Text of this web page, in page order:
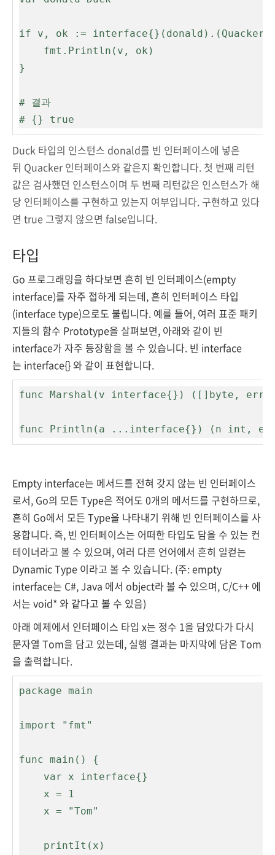
if v, ok :=
}
# 결과
# {} true
Duck 타입의 인스턴스 donald를 빈 인터페이스에 넣은
뒤 Quacker 인터페이스와 같은지 확인합니다. 첫 번째 리턴
값은 검사했던 인스턴스이며 두 번째 리턴값은 인스턴스가 해
당 인터페이스를 구현하고 있는지 여부입니다. 구현하고 있다
면 true 그렇지 않으면 false입니다.
타입
Go 프로그래밍을 하다보면 흔히 빈 인터페이스(empty
interface)를 자주 접하게 되는데, 흔히 인터페이스 타입
(interface type)으로도 불립니다. 예를 들어, 여러 표준 패키
지들의 함수 Prototype을 살펴보면, 아래와 같이 빈
interface가 자주 등장함을 볼 수 있습니다. 빈 interface
는 interface{}와 같이 표현합니다.
func Marshal(v interface{}) ([]byte,
func Println(a ...interface{}) (n int,
Empty interface는 메서드를 전혀 갖지 않는 빈 인터페이스
로서, Go의 모든 Type은 적어도 0개의 메서드를 구현하므로,
흔히 Go에서 모든 Type을 나타내기 위해 빈 인터페이스를 사
용합니다. 즉, 빈 인터페이스는 어떠한 타입도 담을 수 있는 컨
테이너라고 볼 수 있으며, 여러 다른 언어에서 흔히 일컫는
Dynamic Type 이라고 볼 수 있습니다. (주: empty
interface는 C#, Java 에서 object라 볼 수 있으며, C/C++ 에
서는 void* 와 같다고 볼 수 있음)
아래 예제에서 인터페이스 타입 x는 정수 1을 담았다가 다시
문자열 Tom을 담고 있는데, 실행 결과는 마지막에 담은 Tom
을 출력합니다.
package main
import "fmt"
func main() {